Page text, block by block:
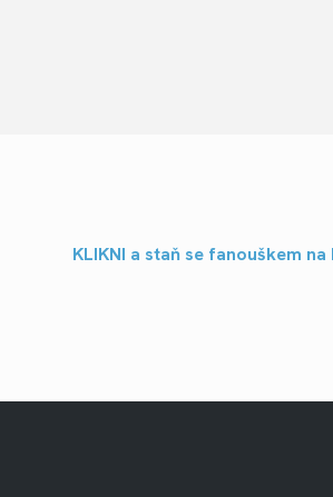
KLIKNI a staň se fanouškem